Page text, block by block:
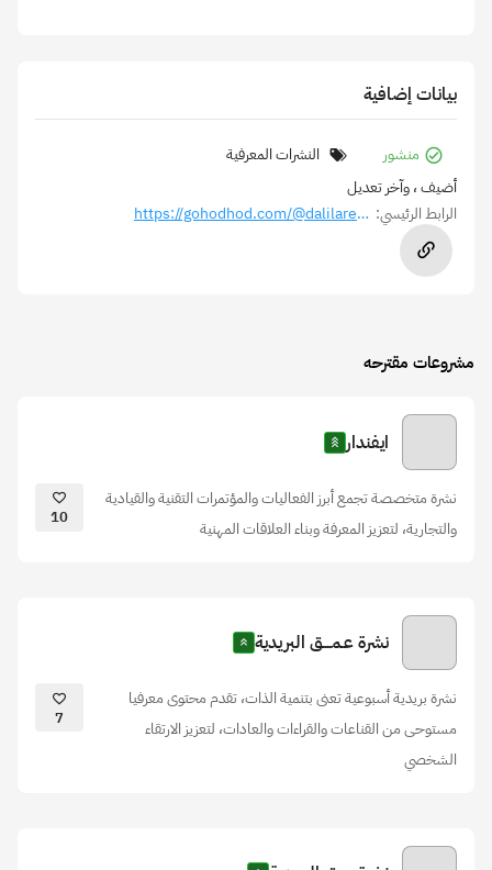
بيانات إضافية
منشور
النشرات المعرفية
أضيف، وآخر تعديل
الرابط الرئيسي: https://gohodhod.com/@dalilaregai
مشروعات مقترحه
ايفندار
نشرة متخصصة تجمع أبرز الفعاليات والمؤتمرات التقنية والقيادية
والتجارية، لتعزيز المعرفة وبناء العلاقات المهنية
10
نشرة عـمــــق البريدية
نشرة بريدية أسبوعية تعنى بتنمية الذات، تقدم محتوى معرفيا
مستوحى من القناعات والقراءات والعادات، لتعزيز الارتقاء
الشخصي
7